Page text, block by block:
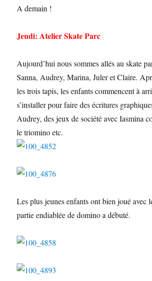
A demain !
Jeudi: Atelier Skate Parc
Aujourd’hui nous sommes allés au skate
Sanna, Audrey, Marina, Juler et Claire.
les trois tapis, les enfants commencent à
s’installer pour faire des écritures
Audrey, des jeux de société avec Iasmina
le triomino etc.
Les plus jeunes enfants ont bien joué avec
partie endiablée de domino a débuté.